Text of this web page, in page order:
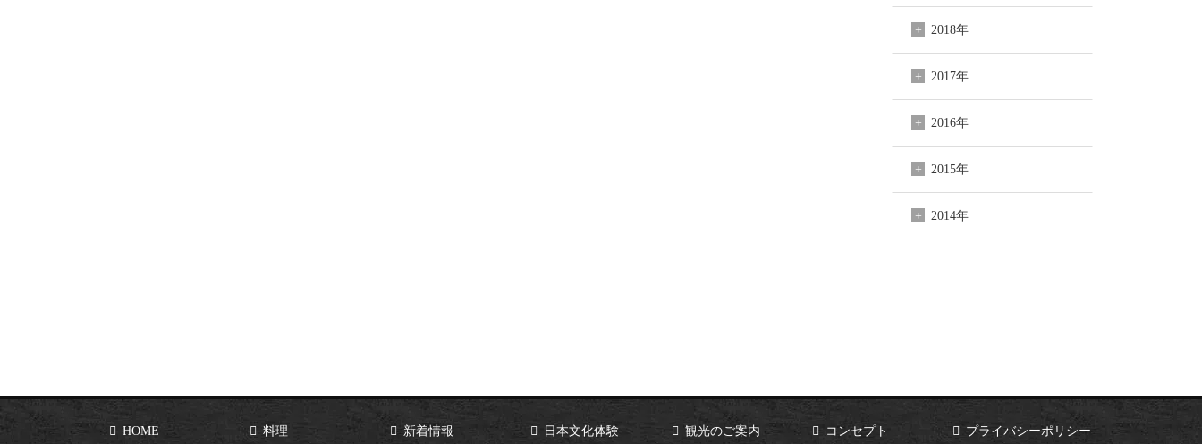
2018年
2017年
2016年
2015年
2014年
HOME 料理 新着情報 日本文化体験 観光のご案内 コンセプト
プライバシーポリシー